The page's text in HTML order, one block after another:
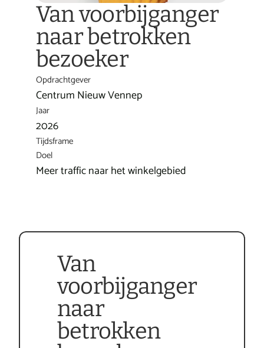
Opdrachtgever
Centrum Nieuw Vennep
Jaar
2026
Tijdsframe
Doel
Meer traffic naar het winkelgebied
Van voorbijganger
naar betrokken
bezoeker
Van
voorbijganger
naar
betrokken